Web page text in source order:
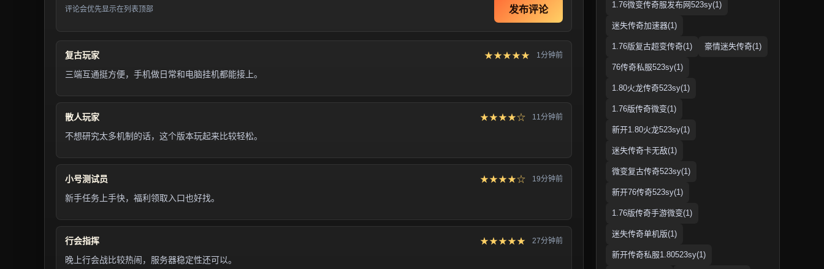
评论会优先显示在列表顶部 发布评论
复古玩家 ★★★★★ 1分钟前
三端互通挺方便，手机做日常和电脑挂机都能接上。
散人玩家 ★★★★☆ 11分钟前
不想研究太多机制的话，这个版本玩起来比较轻松。
小号测试员 ★★★★☆ 19分钟前
新手任务上手快，福利领取入口也好找。
行会指挥 ★★★★★ 27分钟前
晚上行会战比较热闹，服务器稳定性还可以。
1.76微变传奇服发布网523sy(1)
迷失传奇加速器(1)
1.76版复古超变传奇(1) 豪情迷失传奇(1)
76传奇私服523sy(1)
1.80火龙传奇523sy(1)
1.76版传奇微变(1)
新开1.80火龙523sy(1)
迷失传奇卡无敌(1)
微变复古传奇523sy(1)
新开76传奇523sy(1)
1.76版传奇手游微变(1)
迷失传奇单机版(1)
新开传奇私服1.80523sy(1)